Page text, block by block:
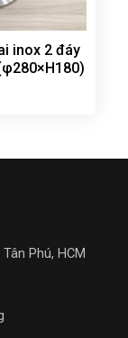
inox 2 đáy
Phú, HCM